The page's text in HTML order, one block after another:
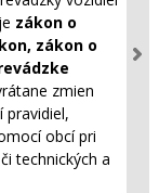
zákon o
zákon o
zmien
pravidiel,
obcí pri
technických a